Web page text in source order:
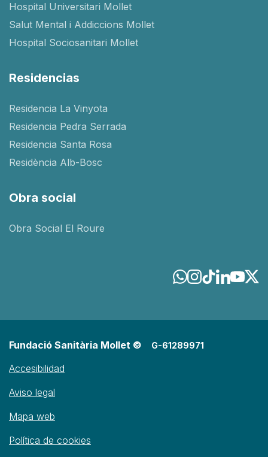
Hospital Universitari Mollet
Salut Mental i Addiccions Mollet
Hospital Sociosanitari Mollet
Residencias
Residencia La Vinyota
Residencia Pedra Serrada
Residencia Santa Rosa
Residència Alb-Bosc
Obra social
Obra Social El Roure
Fundació Sanitària Mollet © G-61289971
Accesibilidad
Aviso legal
Mapa web
Política de cookies